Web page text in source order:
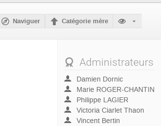
Naviguer Catégorie mère
Administrateurs
Damien Dornic
Marie ROGER-CHANTIN
Philippe LAGIER
Victoria Ciarlet Thaon
Vincent Bertin